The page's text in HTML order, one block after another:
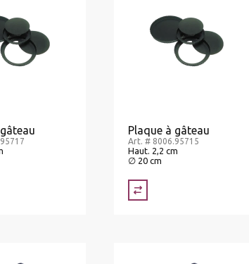
Plaque à gâteau
Art. # 8006.95715
Haut. 2,2 cm
∅ 20 cm